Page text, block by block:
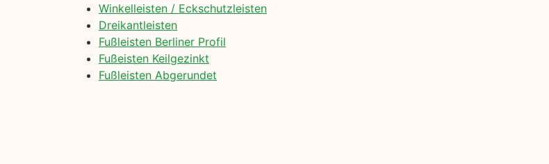
Winkelleisten / Eckschutzleisten
Dreikantleisten
Fußleisten Berliner Profil
Fußeisten Keilgezinkt
Fußleisten Abgerundet